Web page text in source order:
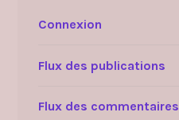
Connexion
Flux des publications
Flux des commentaires